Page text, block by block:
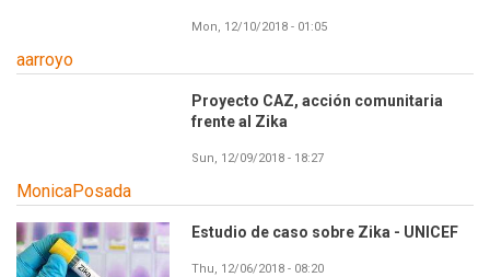
Mon, 12/10/2018 - 01:05
aarroyo
Proyecto CAZ, acción comunitaria
frente al Zika
Sun, 12/09/2018 - 18:27
MonicaPosada
Estudio de caso sobre Zika - UNICEF
Thu, 12/06/2018 - 08:20